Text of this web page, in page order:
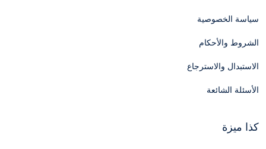
سياسة الخصوصية
الشروط والأحكام
الاستبدال والاسترجاع
الأسئلة الشائعة
كذا ميزة